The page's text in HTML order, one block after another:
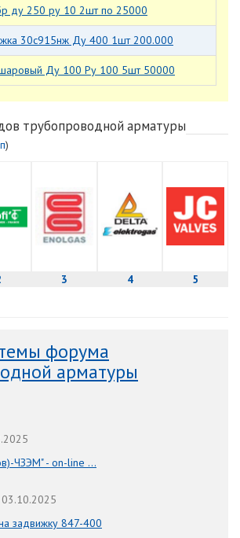
ду 250 ру 10 2шт по 25000
30с915нж Ду 400 1шт 200.000
Ду 100 Ру 100 5шт 50000
трубопроводной арматуры
)
3 4 5
форума
арматуры
ЧЗЭМ" - on-line ...
задвижку 847-400